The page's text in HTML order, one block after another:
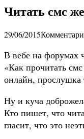
Читать смс
29/06/2015
В вебе на форумах
«Как прочитать
онлайн, прослушка
Ну и куча
Кто пишет, что
гласит, что это